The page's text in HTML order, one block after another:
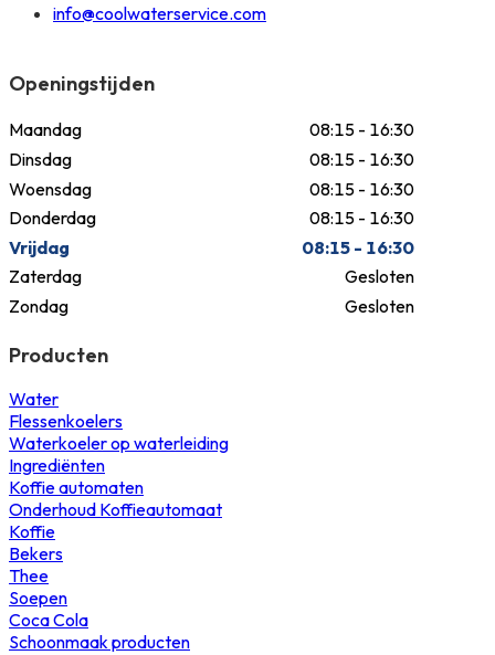
info@coolwaterservice.com
Openingstijden
Maandag
08:15 - 16:30
Dinsdag
08:15 - 16:30
Woensdag
08:15 - 16:30
Donderdag
08:15 - 16:30
Vrijdag
08:15 - 16:30
Zaterdag
Gesloten
Zondag
Gesloten
Producten
Water
Flessenkoelers
Waterkoeler op waterleiding
Ingrediënten
Koffie automaten
Onderhoud Koffieautomaat
Koffie
Bekers
Thee
Soepen
Coca Cola
Schoonmaak producten